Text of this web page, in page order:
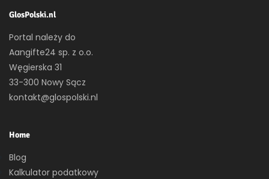
GlosPolski.nl
Portal należy do
Aangifte24 sp. z o.o.
Węgierska 31
33-300 Nowy Sącz
kontakt@glospolski.nl
Home
Blog
Kalkulator podatkowy